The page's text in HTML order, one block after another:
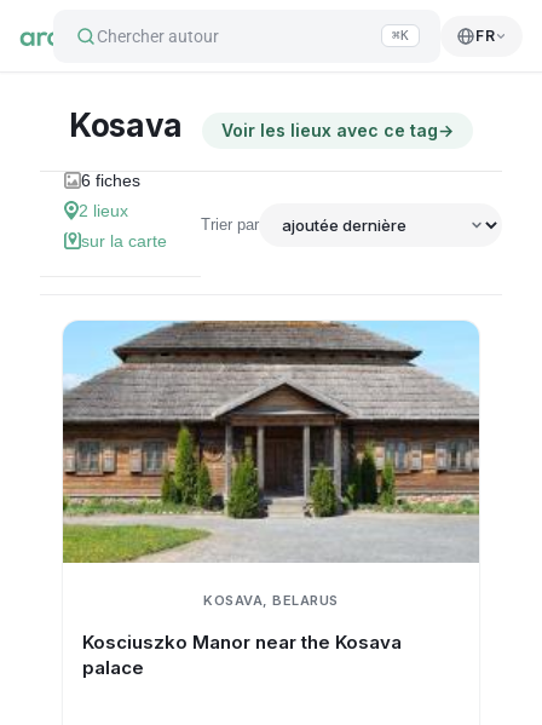
Chercher autour ⌘K FR
Kosava Voir les lieux avec ce tag→
6 fiches
2 lieux
sur la carte
Trier par
KOSAVA, BELARUS
Kosciuszko Manor near the Kosava
palace